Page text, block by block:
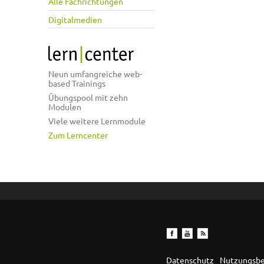
Digitalmedien
Neun umfangreiche web-
based Trainings
Übungspool mit zehn
Modulen
Viele weitere Lernmodule
Zum Lerncenter
Datenschutz